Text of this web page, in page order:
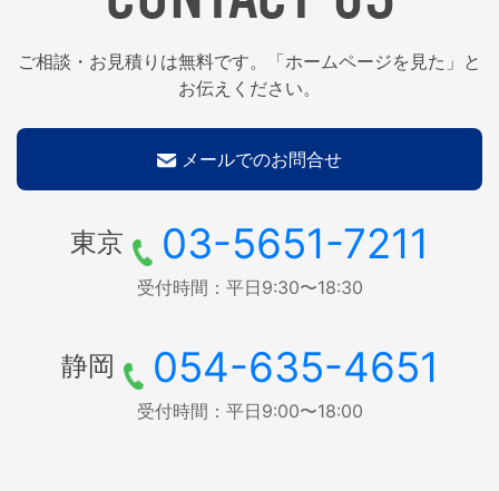
ご相談・お見積りは無料です。「ホームページを見た」と
お伝えください。
メールでのお問合せ
東京 03-5651-7211
受付時間：平日9:30〜18:30
静岡 054-635-4651
受付時間：平日9:00〜18:00